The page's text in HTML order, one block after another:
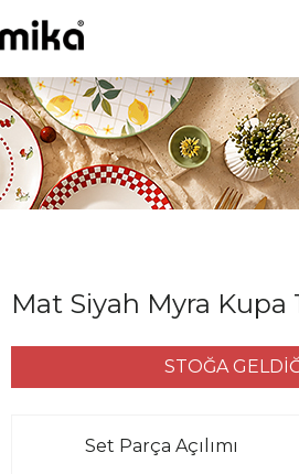
Mat Siyah Myra Kupa
STOĞA
Set Parça Açılımı